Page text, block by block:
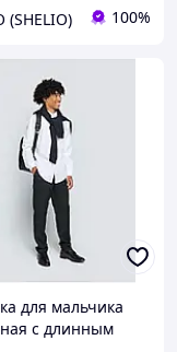
100%
для мальчика
с длинным